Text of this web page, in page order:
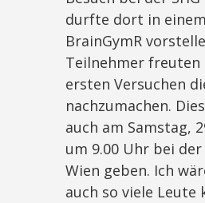
durfte dort in
BrainGymR
Teilnehmer freuten
ersten Versuchen
nachzumachen.
auch am Samstag,
um 9.00 Uhr bei
Wien geben. Ich
auch so viele Leute